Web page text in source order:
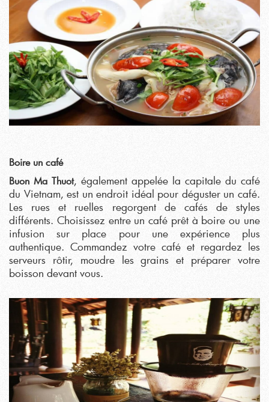
Boire un café
Buon Ma Thuot, également appelée la capitale du café
du Vietnam, est un endroit idéal pour déguster un café.
Les rues et ruelles regorgent de cafés de styles
différents. Choisissez entre un café prêt à boire ou une
infusion sur place pour une expérience plus
authentique. Commandez votre café et regardez les
serveurs rôtir, moudre les grains et préparer votre
boisson devant vous.